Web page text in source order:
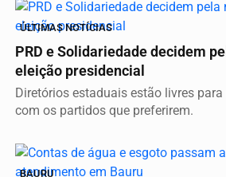
ÚLTIMAS NOTÍCIAS
PRD e Solidariedade decidem
eleição presidencial
Diretórios estaduais estão livres
com os partidos que preferirem.
BAURU